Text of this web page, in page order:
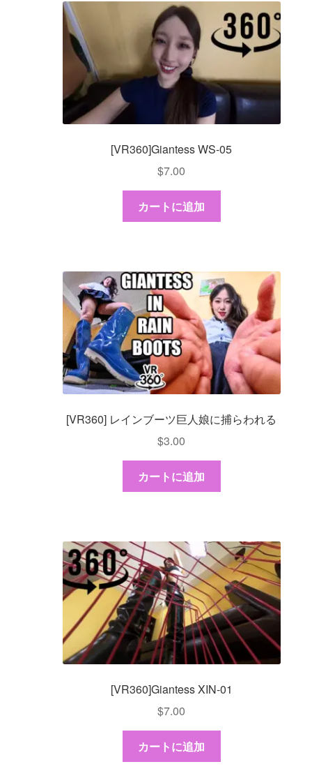
[VR360]Giantess WS-05
$7.00
カートに追加
[VR360] レインブーツ巨人娘に捕らわれる
$3.00
カートに追加
[VR360]Giantess XIN-01
$7.00
カートに追加